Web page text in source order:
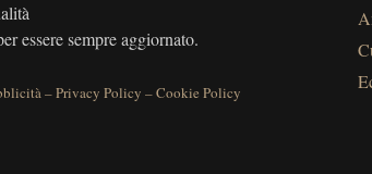
essere sempre aggiornato.
–Privacy Policy –Cookie Policy